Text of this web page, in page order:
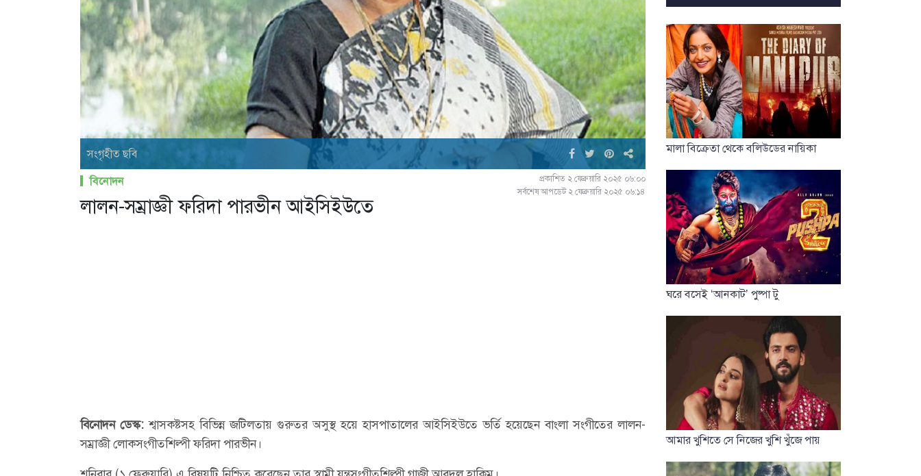
সংগৃহীত ছবি
বিনোদন
প্রকাশিত ২ ফেব্রুয়ারি ২০২৫ ০৬:০০
সর্বশেষ আপডেট ২ ফেব্রুয়ারি ২০২৫ ০৬:১৪
লালন-সম্রাজ্ঞী ফরিদা পারভীন আইসিইউতে
বিনোদন ডেস্ক:শ্বাসকষ্টসহ বিভিন্ন জটিলতায় গুরুতর অসুস্থ হয়ে হাসপাতালের আইসিইউতে ভর্তি হয়েছেন বাংলা সংগীতের লালন-
সম্রাজ্ঞী লোকসংগীতশিল্পী ফরিদা পারভীন।
মালা বিক্রেতা থেকে বলিউডের নায়িকা
ঘরে বসেই ‘আনকাট’ পুষ্পা টু
আমার খুশিতে সে নিজের খুশি খুঁজে পায়